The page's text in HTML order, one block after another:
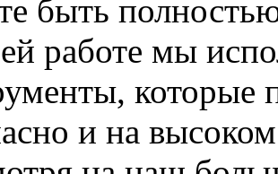
быть
работе мы
которые
и на